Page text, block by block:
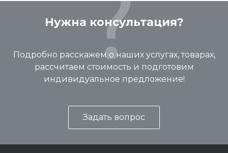
Нужна консультация?
Подробно расскажем о наших услугах, товарах,
рассчитаем стоимость и подготовим
индивидуальное предложение!
Задать вопрос